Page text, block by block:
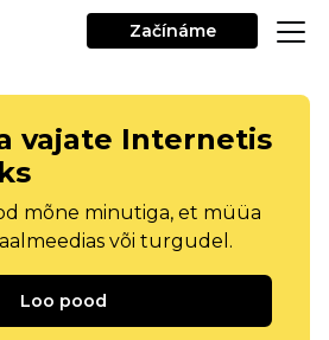
Začínáme
vajate Internetis
mõne minutiga, et müüa
või turgudel.
Loo pood